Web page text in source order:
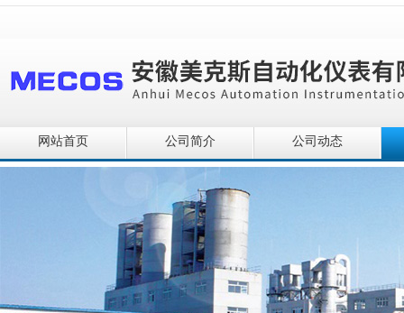
网站首页 公司简介 公司动态